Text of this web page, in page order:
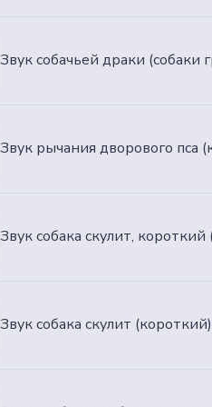
Звук собачьей драки (собаки
Звук рычания дворового пса
Звук собака скулит, короткий
Звук собака скулит (короткий)